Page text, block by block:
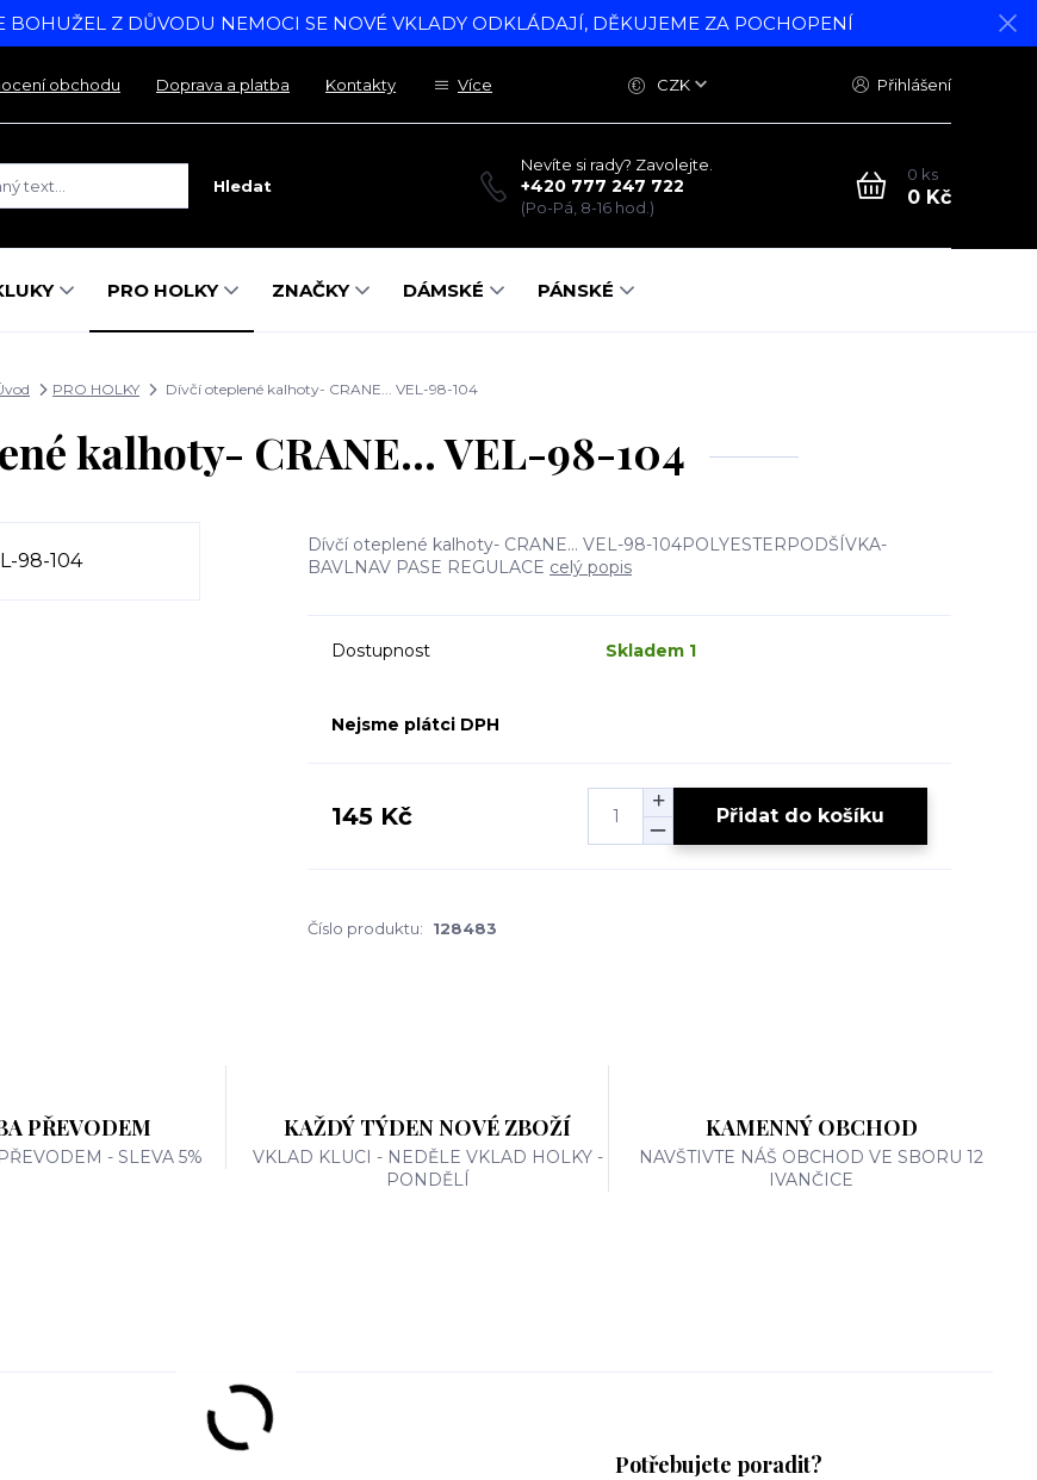
BOHUŽEL Z DŮVODU NEMOCI SE NOVÉ VKLADY ODKLÁDAJÍ, DĚKUJEME ZA POCHOPENÍ
obchodu Doprava a platba Kontakty Více CZK Přihlášení
Hledat
Nevíte si rady? Zavolejte.
+420 777 247 722
(Po-Pá, 8-16 hod.)
0 ks
0 Kč
PRO HOLKY ZNAČKY DÁMSKÉ PÁNSKÉ
PRO HOLKY Dívčí oteplené kalhoty- CRANE... VEL-98-104
kalhoty- CRANE... VEL-98-104
Dívčí oteplené kalhoty- CRANE... VEL-98-104POLYESTERPODŠÍVKA-
BAVLNAV PASE REGULACE celý popis
Dostupnost Skladem 1
Nejsme plátci DPH
145 Kč Přidat do košíku
Číslo produktu: 128483
PŘEVODEM
- SLEVA 5%
KAŽDÝ TÝDEN NOVÉ ZBOŽÍ
VKLAD KLUCI - NEDĚLE VKLAD HOLKY -
PONDĚLÍ
KAMENNÝ OBCHOD
NAVŠTIVTE NÁŠ OBCHOD VE SBORU 12
IVANČICE
Potřebujete poradit?